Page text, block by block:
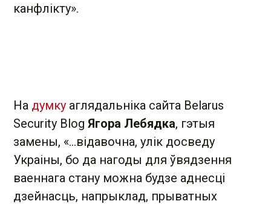
канфлікту».
На думку аглядальніка сайта Belarus
Security Blog Ягора Лебядка, гэтыя
замены, «...відавочна, улік досведу
Украіны, бо да нагоды для ўвядзення
ваеннага стану можна будзе аднесці
дзейнасць, напрыклад, прыватных